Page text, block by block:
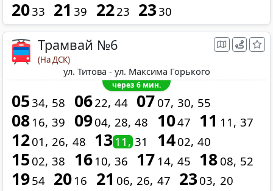
2033 21 39 2223 2330
Трамвай №6
(На ДСК)
ул. Титова - ул. Максима Горького
через 6 мин.
0534 58 0622 44 07 07 30 55
08 16 39 0904 28 48 1047 11 11 37
1201 26 48 13 11 31 1402 40
15 02 38 16 10 36 17 14 45 18 08 52
1954 20 16 21 06 26 47 2303 20